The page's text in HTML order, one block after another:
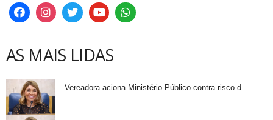
AS MAIS LIDAS
Vereadora aciona Ministério Público contra risco d...